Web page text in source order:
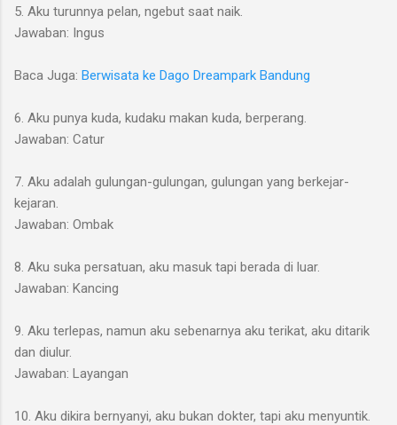
5. Aku turunnya pelan, ngebut saat naik.
Jawaban: Ingus
Baca Juga: Berwisata ke Dago Dreampark Bandung
6. Aku punya kuda, kudaku makan kuda, berperang.
Jawaban: Catur
7. Aku adalah gulungan-gulungan, gulungan yang berkejar-
kejaran.
Jawaban: Ombak
8. Aku suka persatuan, aku masuk tapi berada di luar.
Jawaban: Kancing
9. Aku terlepas, namun aku sebenarnya aku terikat, aku ditarik
dan diulur.
Jawaban: Layangan
10. Aku dikira bernyanyi, aku bukan dokter, tapi aku menyuntik.